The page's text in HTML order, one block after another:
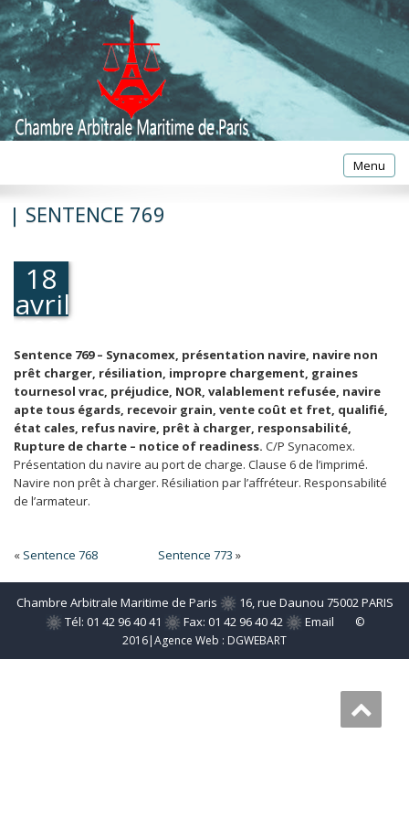
Toggle
Menu
| SENTENCE 769
18
avril
1990
Sentence 769 – Synacomex, présentation navire, navire non
prêt charger, résiliation, impropre chargement, graines
tournesol vrac, préjudice, NOR, valablement refusée, navire
apte tous égards, recevoir grain, vente coût et fret, qualifié,
état cales, refus navire, prêt à charger, responsabilité,
Rupture de charte – notice of readiness. C/P Synacomex.
Présentation du navire au port de charge. Clause 6 de l’imprimé.
Navire non prêt à charger. Résiliation par l’affréteur. Responsabilité
de l’armateur.
« Sentence 768 Sentence 773 »
Chambre Arbitrale Maritime de Paris
16, rue Daunou 75002 PARIS
Tél: 01 42 96 40 41
Fax: 01 42 96 40 42 Email
©
2016|Agence Web : DGWEBART